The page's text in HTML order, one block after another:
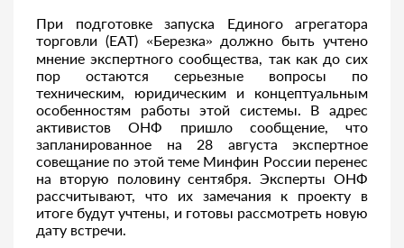
При подготовке запуска Единого агрегатора
торговли (ЕАТ) «Березка» должно быть учтено
мнение экспертного сообщества, так как до сих
пор остаются серьезные вопросы по
техническим, юридическим и концептуальным
особенностям работы этой системы. В адрес
активистов ОНФ пришло сообщение, что
запланированное на 28 августа экспертное
совещание по этой теме Минфин России перенес
на вторую половину сентября. Эксперты ОНФ
рассчитывают, что их замечания к проекту в
итоге будут учтены, и готовы рассмотреть новую
дату встречи.